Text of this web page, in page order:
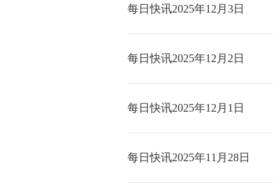
每日快讯2025年12月3日
每日快讯2025年12月2日
每日快讯2025年12月1日
每日快讯2025年11月28日